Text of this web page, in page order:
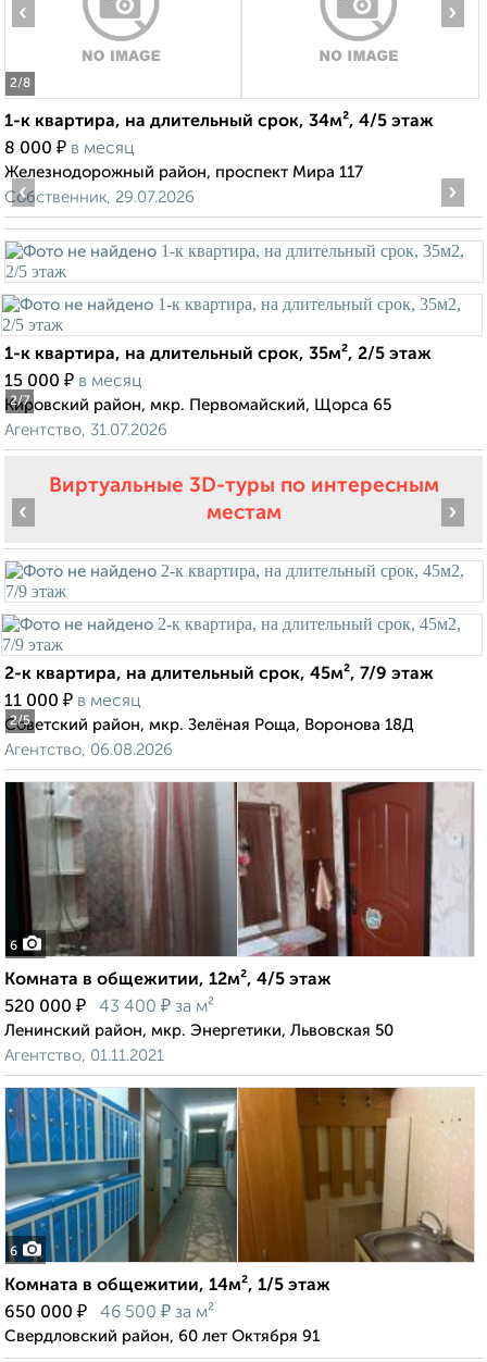
2/8
‹ ›
1-к квартира, на длительный срок, 34м², 4/5 этаж
8 000 ₽ в месяц
Железнодорожный район, проспект Мира 117
Собственник, 29.07.2026
2/7
‹ ›
1-к квартира, на длительный срок, 35м², 2/5 этаж
15 000 ₽ в месяц
Кировский район, мкр. Первомайский, Щорса 65
Агентство, 31.07.2026
Виртуальные 3D-туры по интересным
местам
2/5
‹ ›
2-к квартира, на длительный срок, 45м², 7/9 этаж
11 000 ₽ в месяц
Советский район, мкр. Зелёная Роща, Воронова 18Д
Агентство, 06.08.2026
6
Комната в общежитии, 12м², 4/5 этаж
520 000 ₽ 43 400 ₽ за м²
Ленинский район, мкр. Энергетики, Львовская 50
Агентство, 01.11.2021
6
Комната в общежитии, 14м², 1/5 этаж
650 000 ₽ 46 500 ₽ за м²
Свердловский район, 60 лет Октября 91